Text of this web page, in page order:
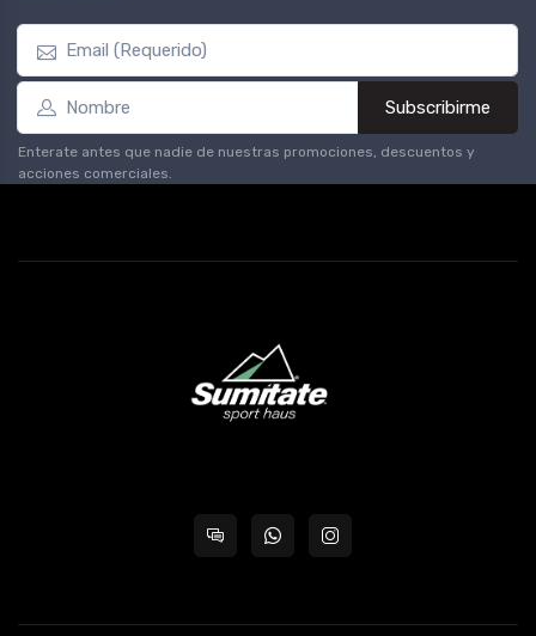
Subscribirme
Enterate antes que nadie de nuestras promociones, descuentos y
acciones comerciales.